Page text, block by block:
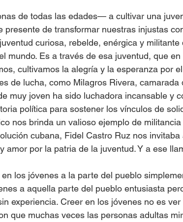
de todas las edades— a cultivar una
presente de transformar nuestras injustas
curiosa, rebelde, enérgica y militante
mundo. Es a través de esa juventud, que
cultivamos la alegría y la esperanza por
de lucha, como Milagros Rivera, camarada
muy joven ha sido luchadora incansable y
política para sostener los vínculos de
nos brinda un valioso ejemplo de militancia
cubana, Fidel Castro Ruz nos invitaba
amor por la patria de la juventud. Y a ese
los jóvenes a la parte del pueblo
a aquella parte del pueblo entusiasta
experiencia. Creer en los jóvenes no es
que muchas veces las personas adultas